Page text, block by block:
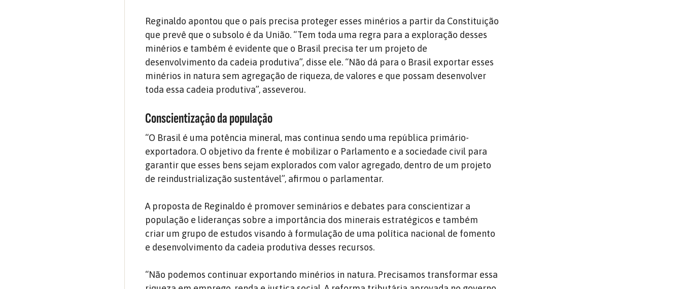
Reginaldo apontou que o país precisa proteger esses minérios a partir da Constituição
que prevê que o subsolo é da União. “Tem toda uma regra para a exploração desses
minérios e também é evidente que o Brasil precisa ter um projeto de
desenvolvimento da cadeia produtiva”, disse ele. “Não dá para o Brasil exportar esses
minérios in natura sem agregação de riqueza, de valores e que possam desenvolver
toda essa cadeia produtiva”, asseverou.
Conscientização da população
“O Brasil é uma potência mineral, mas continua sendo uma república primário-
exportadora. O objetivo da frente é mobilizar o Parlamento e a sociedade civil para
garantir que esses bens sejam explorados com valor agregado, dentro de um projeto
de reindustrialização sustentável”, afirmou o parlamentar.
A proposta de Reginaldo é promover seminários e debates para conscientizar a
população e lideranças sobre a importância dos minerais estratégicos e também
criar um grupo de estudos visando à formulação de uma política nacional de fomento
e desenvolvimento da cadeia produtiva desses recursos.
“Não podemos continuar exportando minérios in natura. Precisamos transformar essa